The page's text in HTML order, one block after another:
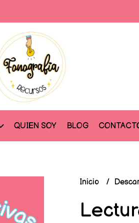
QUIEN SOY BLOG
Inicio